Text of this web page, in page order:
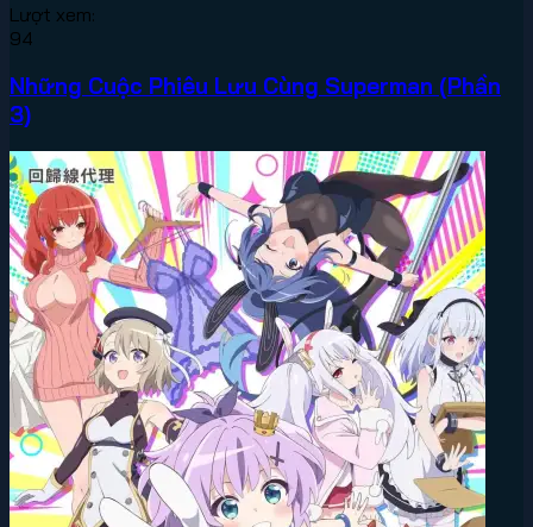
Lượt xem:
94
Những Cuộc Phiêu Lưu Cùng Superman (Phần
3)